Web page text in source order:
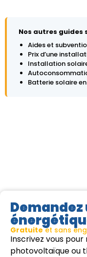
Nos autres guides
Aides et
Prix d’une
Installation
Batterie solaire
Gratuiteet sans
Inscrivez vous
photovoltaïque ou